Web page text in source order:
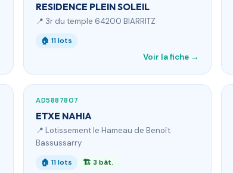
RESIDENCE PLEIN SOLEIL
📍 3r du temple 64200 BIARRITZ
🏠 11 lots
Voir la fiche →
AD5887807
ETXE NAHIA
📍 Lotissement le Hameau de Benoît
Bassussarry
🏠 11 lots 🏗 3 bât.